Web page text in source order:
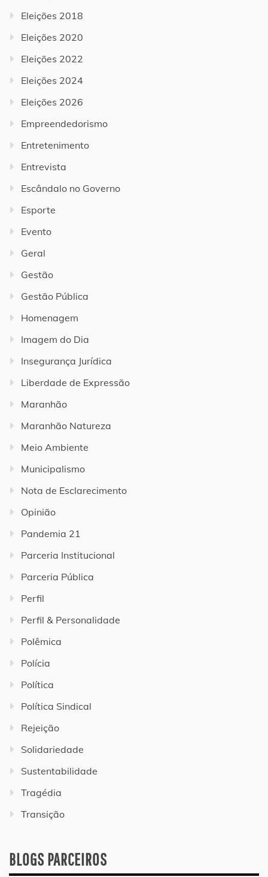
Eleições 2018
Eleições 2020
Eleições 2022
Eleições 2024
Eleições 2026
Empreendedorismo
Entretenimento
Entrevista
Escândalo no Governo
Esporte
Evento
Geral
Gestão
Gestão Pública
Homenagem
Imagem do Dia
Insegurança Jurídica
Liberdade de Expressão
Maranhão
Maranhão Natureza
Meio Ambiente
Municipalismo
Nota de Esclarecimento
Opinião
Pandemia 21
Parceria Institucional
Parceria Pública
Perfil
Perfil & Personalidade
Polêmica
Polícia
Política
Política Sindical
Rejeição
Solidariedade
Sustentabilidade
Tragédia
Transição
BLOGS PARCEIROS